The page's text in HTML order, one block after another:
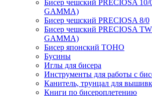
Бисер чешский PRECIOSA 10/
GAMMA)
Бисер чешский PRECIOSA 8/0
Бисер чешский PRECIOSA
GAMMA)
Бисер японский TOHO
Бусины
Иглы для бисера
Инструменты для работы с
Канитель, трунцал для
Книги по бисероплетению